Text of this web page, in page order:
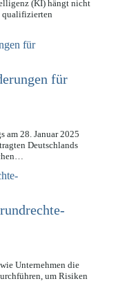
(KI) hängt nicht
für
am 28. Januar 2025
Deutschlands
Unternehmen die
um Risiken